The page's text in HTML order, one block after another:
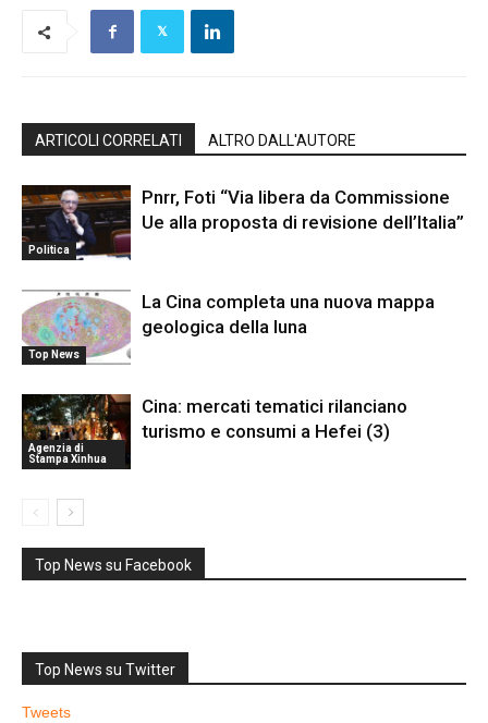
ARTICOLI CORRELATI ALTRO DALL'AUTORE
Politica
Pnrr, Foti “Via libera da Commissione
Ue alla proposta di revisione dell’Italia”
Top News
La Cina completa una nuova mappa
geologica della luna
Agenzia di
Stampa Xinhua
Cina: mercati tematici rilanciano
turismo e consumi a Hefei (3)
Top News su Facebook
Top News su Twitter
Tweets